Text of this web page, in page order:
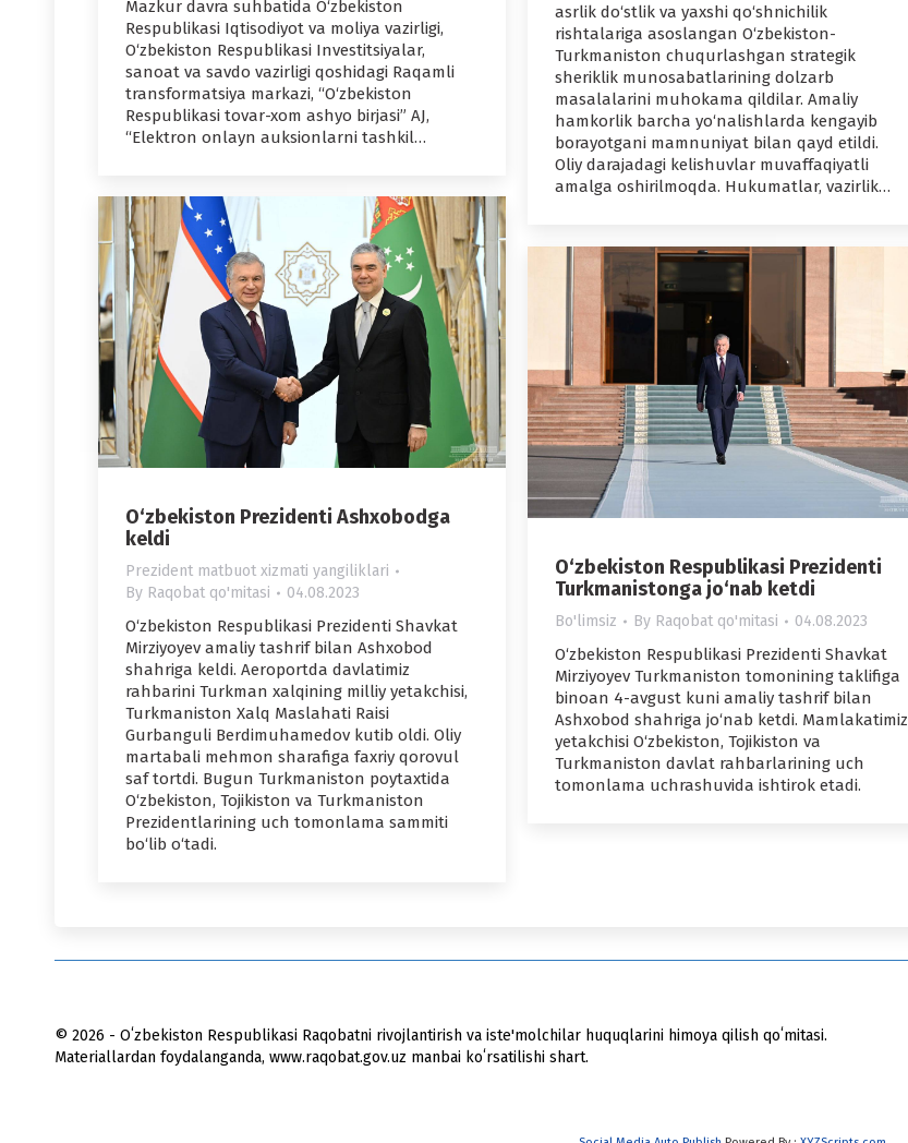
Mazkur davra suhbatida O‘zbekiston
Respublikasi Iqtisodiyot va moliya vazirligi,
O‘zbekiston Respublikasi Investitsiyalar,
sanoat va savdo vazirligi qoshidagi Raqamli
transformatsiya markazi, “O‘zbekiston
Respublikasi tovar-xom ashyo birjasi” AJ,
“Elektron onlayn auksionlarni tashkil…
asrlik do‘stlik va yaxshi qo‘shnichilik
rishtalariga asoslangan O‘zbekiston-
Turkmaniston chuqurlashgan strategik
sheriklik munosabatlarining dolzarb
masalalarini muhokama qildilar. Amaliy
hamkorlik barcha yo‘nalishlarda kengayib
borayotgani mamnuniyat bilan qayd etildi.
Oliy darajadagi kelishuvlar muvaffaqiyatli
amalga oshirilmoqda. Hukumatlar, vazirlik…
O‘zbekiston Prezidenti Ashxobodga
keldi
Prezident matbuot xizmati yangiliklari
By Raqobat qo'mitasi 04.08.2023
O‘zbekiston Respublikasi Prezidenti Shavkat
Mirziyoyev amaliy tashrif bilan Ashxobod
shahriga keldi. Aeroportda davlatimiz
rahbarini Turkman xalqining milliy yetakchisi,
Turkmaniston Xalq Maslahati Raisi
Gurbanguli Berdimuhamedov kutib oldi. Oliy
martabali mehmon sharafiga faxriy qorovul
saf tortdi. Bugun Turkmaniston poytaxtida
O‘zbekiston, Tojikiston va Turkmaniston
Prezidentlarining uch tomonlama sammiti
bo‘lib o‘tadi.
O‘zbekiston Respublikasi Prezidenti
Turkmanistonga jo‘nab ketdi
Bo'limsiz By Raqobat qo'mitasi 04.08.2023
O‘zbekiston Respublikasi Prezidenti Shavkat
Mirziyoyev Turkmaniston tomonining taklifiga
binoan 4-avgust kuni amaliy tashrif bilan
Ashxobod shahriga jo‘nab ketdi. Mamlakatimiz
yetakchisi O‘zbekiston, Tojikiston va
Turkmaniston davlat rahbarlarining uch
tomonlama uchrashuvida ishtirok etadi.
© 2026 - Oʻzbekiston Respublikasi Raqobatni rivojlantirish va iste'molchilar huquqlarini himoya qilish qoʻmitasi.
Materiallardan foydalanganda, www.raqobat.gov.uz manbai koʻrsatilishi shart.